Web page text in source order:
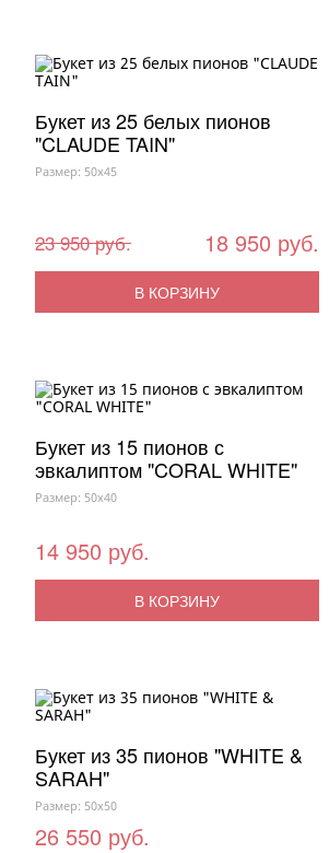
Букет из 25 белых пионов
"CLAUDE TAIN"
Размер: 50x45
23 950 руб. 18 950 руб.
В КОРЗИНУ
Букет из 15 пионов с
эвкалиптом "CORAL WHITE"
Размер: 50x40
14 950 руб.
В КОРЗИНУ
Букет из 35 пионов "WHITE &
SARAH"
Размер: 50x50
26 550 руб.